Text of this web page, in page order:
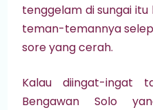
tenggelam di sungai
teman-temannya
sore yang cerah.
Kalau diingat-ingat
Bengawan Solo